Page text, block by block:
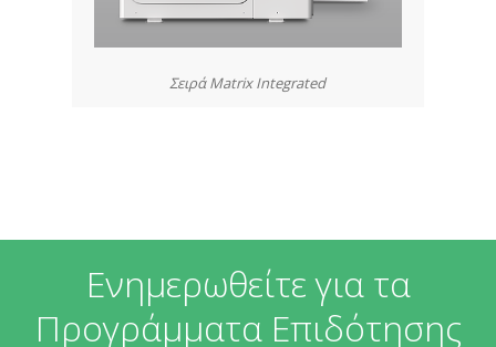
Σειρά Matrix Integrated
Ενημερωθείτε για τα
Προγράμματα Επιδότησης